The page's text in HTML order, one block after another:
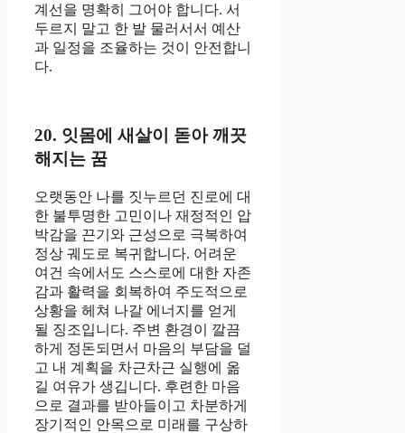
계선을 명확히 그어야 합니다. 서
두르지 말고 한 발 물러서서 예산
과 일정을 조율하는 것이 안전합니
다.
20. 잇몸에 새살이 돋아 깨끗
해지는 꿈
오랫동안 나를 짓누르던 진로에 대
한 불투명한 고민이나 재정적인 압
박감을 끈기와 근성으로 극복하여
정상 궤도로 복귀합니다. 어려운
여건 속에서도 스스로에 대한 자존
감과 활력을 회복하여 주도적으로
상황을 헤쳐 나갈 에너지를 얻게
될 징조입니다. 주변 환경이 깔끔
하게 정돈되면서 마음의 부담을 덜
고 내 계획을 차근차근 실행에 옮
길 여유가 생깁니다. 후련한 마음
으로 결과를 받아들이고 차분하게
장기적인 안목으로 미래를 구상하